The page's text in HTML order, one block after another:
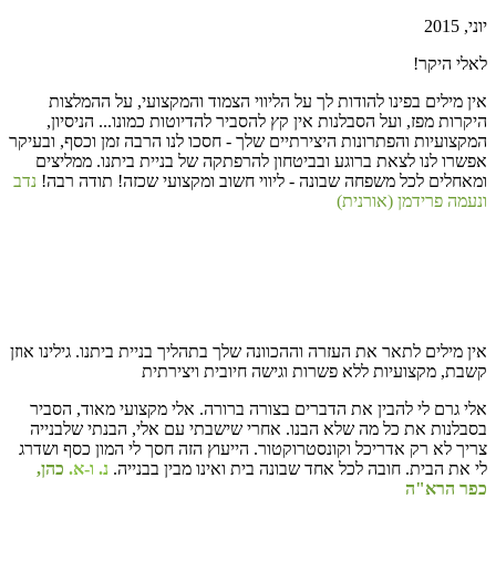
יוני, 2015
לאלי היקר!
אין מילים בפינו להודות לך על הליווי הצמוד והמקצועי, על ההמלצות
היקרות מפז, ועל הסבלנות אין קץ להסביר להדיוטות כמונו... הניסיון,
המקצועיות והפתרונות היצירתיים שלך - חסכו לנו הרבה זמן וכסף, ובעיקר
אפשרו לנו לצאת ברוגע ובביטחון להרפתקה של בניית ביתנו. ממליצים
ומאחלים לכל משפחה שבונה - ליווי חשוב ומקצועי שכזה! תודה רבה! נדב
ונעמה פרידמן (אורנית)
אין מילים לתאר את העזרה וההכוונה שלך בתהליך בניית ביתנו. גילינו אוזן
קשבת, מקצועיות ללא פשרות וגישה חיובית ויצירתית
אלי גרם לי להבין את הדברים בצורה ברורה. אלי מקצועי מאוד, הסביר
בסבלנות את כל מה שלא הבנו. אחרי שישבתי עם אלי, הבנתי שלבנייה
צריך לא רק אדריכל וקונסטרוקטור. הייעוץ הזה חסך לי המון כסף ושדרג
לי את הבית. חובה לכל אחד שבונה בית ואינו מבין בבנייה. נ. ו-א. כהן,
כפר הרא"ה